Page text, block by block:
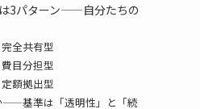
3パターン——自分たちの
全共有型
目分担型
額拠出型
——基準は「透明性」と「続